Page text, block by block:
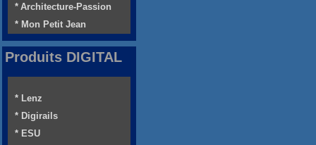
* Architecture-Passion
* Mon Petit Jean
Produits DIGITAL
* Lenz
* Digirails
* ESU